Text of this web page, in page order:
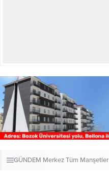
GÜNDEM MerkezTüm Manşetler